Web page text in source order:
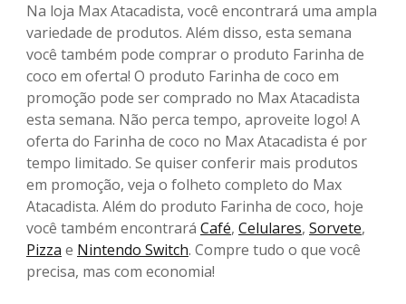
Na loja Max Atacadista, você encontrará uma ampla
variedade de produtos. Além disso, esta semana
você também pode comprar o produto Farinha de
coco em oferta! O produto Farinha de coco em
promoção pode ser comprado no Max Atacadista
esta semana. Não perca tempo, aproveite logo! A
oferta do Farinha de coco no Max Atacadista é por
tempo limitado. Se quiser conferir mais produtos
em promoção, veja o folheto completo do Max
Atacadista. Além do produto Farinha de coco, hoje
você também encontrará Café, Celulares, Sorvete,
Pizza e Nintendo Switch. Compre tudo o que você
precisa, mas com economia!